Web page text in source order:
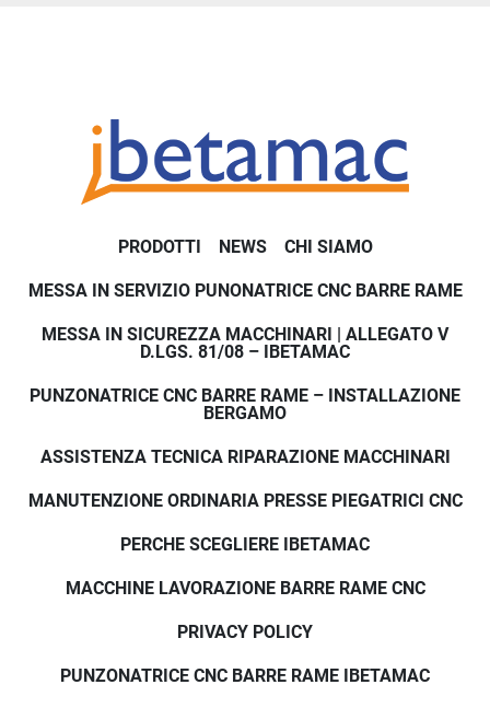
PRODOTTI NEWS CHI SIAMO
MESSA IN SERVIZIO PUNONATRICE CNC BARRE RAME
MESSA IN SICUREZZA MACCHINARI | ALLEGATO V
D.LGS. 81/08 – IBETAMAC
PUNZONATRICE CNC BARRE RAME – INSTALLAZIONE
BERGAMO
ASSISTENZA TECNICA RIPARAZIONE MACCHINARI
MANUTENZIONE ORDINARIA PRESSE PIEGATRICI CNC
PERCHE SCEGLIERE IBETAMAC
MACCHINE LAVORAZIONE BARRE RAME CNC
PRIVACY POLICY
PUNZONATRICE CNC BARRE RAME IBETAMAC